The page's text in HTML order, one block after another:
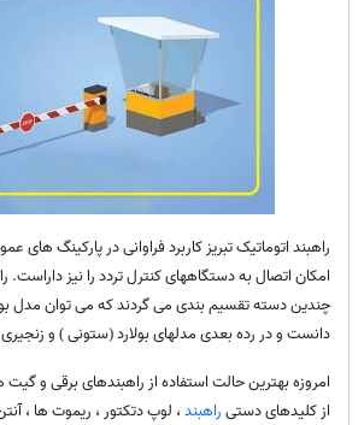
راهبند اتوماتیک تبریز کاربرد فراوانی در پارکینگ های
امکان اتصال به دستگاههای کنترل تردد را نیز داراست.
چندین دسته تقسیم بندی می گردند که می توان مدل بوم
دانست و در رده بعدی مدلهای بولارد (ستونی ) و زنجیری
امروزه بهترین حالت استفاده از راهبندهای برقی و گیت
از کلیدهای دستیراهبند